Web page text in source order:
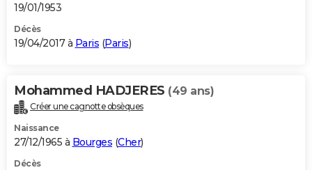
19/01/1953
Décès
19/04/2017 à Paris (Paris)
Mohammed HADJERES (49 ans)
Créer une cagnotte obsèques
Naissance
27/12/1965 à Bourges (Cher)
Décès